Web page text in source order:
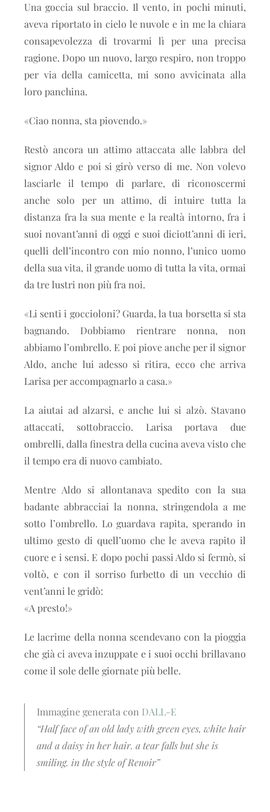
Una goccia sul braccio. Il vento, in pochi minuti,
aveva riportato in cielo le nuvole e in me la chiara
consapevolezza di trovarmi lì per una precisa
ragione. Dopo un nuovo, largo respiro, non troppo
per via della camicetta, mi sono avvicinata alla
loro panchina.
«Ciao nonna, sta piovendo.»
Restò ancora un attimo attaccata alle labbra del
signor Aldo e poi si girò verso di me. Non volevo
lasciarle il tempo di parlare, di riconoscermi
anche solo per un attimo, di intuire tutta la
distanza fra la sua mente e la realtà intorno, fra i
suoi novant’anni di oggi e suoi diciott’anni di ieri,
quelli dell’incontro con mio nonno, l’unico uomo
della sua vita, il grande uomo di tutta la vita, ormai
da tre lustri non più fra noi.
«Li senti i goccioloni? Guarda, la tua borsetta si sta
bagnando. Dobbiamo rientrare nonna, non
abbiamo l’ombrello. E poi piove anche per il signor
Aldo, anche lui adesso si ritira, ecco che arriva
Larisa per accompagnarlo a casa.»
La aiutai ad alzarsi, e anche lui si alzò. Stavano
attaccati, sottobraccio. Larisa portava due
ombrelli, dalla finestra della cucina aveva visto che
il tempo era di nuovo cambiato.
Mentre Aldo si allontanava spedito con la sua
badante abbracciai la nonna, stringendola a me
sotto l’ombrello. Lo guardava rapita, sperando in
ultimo gesto di quell’uomo che le aveva rapito il
cuore e i sensi. E dopo pochi passi Aldo si fermò, si
voltò, e con il sorriso furbetto di un vecchio di
vent’anni le gridò:
«A presto!»
Le lacrime della nonna scendevano con la pioggia
che già ci aveva inzuppate e i suoi occhi brillavano
come il sole delle giornate più belle.
Immagine generata con DALL-E
“Half face of an old lady with green eyes, white hair
and a daisy in her hair. a tear falls but she is
smiling. in the style of Renoir”